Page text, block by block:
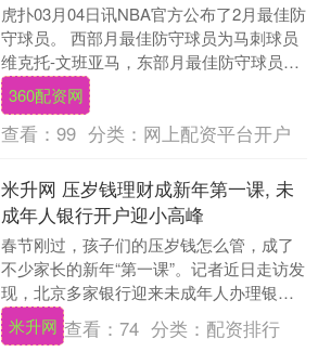
虎扑03月04日讯NBA官方公布了2月最佳防
守球员。 西部月最佳防守球员为马刺球员
维克托-文班亚马，东部月最佳防守球员为
凯尔特人球员德里克-怀特。 在此期间，
文....
360配资网
查看： 99 分类： 网上配资平台开户
米升网 压岁钱理财成新年第一课, 未
成年人银行开户迎小高峰
春节刚过，孩子们的压岁钱怎么管，成了
不少家长的新年“第一课”。记者近日走访发
现，北京多家银行迎来未成年人办理银行
卡的小高峰。不少家长认为，帮孩子开立
专属账户，不....
米升网 查看：74 分类： 配资排行